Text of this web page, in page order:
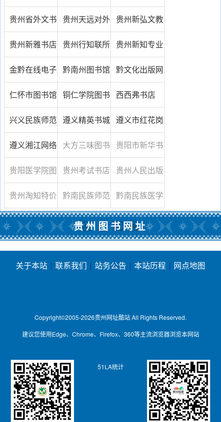
限公司 书经营部
社 社 传播有限公司
贵州省外文书
店
贵州天远对外
贸易有限公司
贵州新弘文教
育图书有限公
司
贵州新雅书店 贵州行知联所
图书有限公司
贵州新知专业
图书有限责任
公司
金黔在线电子
书频道
黔南州图书馆 黔文化出版网
仁怀市图书馆 铜仁学院图书
馆
西西弗书店
兴义民族师范
学院图书馆
遵义精英书城 遵义市红花岗
区斯巴达书社
遵义湘江网络
书城
大方三味图书
销售机构
贵阳市新华书
店
贵阳医学院图
书馆
贵州考试书店 贵州人民出版
社
贵州淘知特价
图书批发网
黔南民族师范
学院图书馆
黔南民族医学
高等专科学校
图书馆
贵州图书网址
关于本站 | 联系我们 | 站务公告 | 本站历程 | 网点地图
Copyright©2005-2026贵州网址酷站All Rights Reserved.
建议您使用Edge、Chrome、Firefox、360等主流浏览器浏览本网站
51LA统计